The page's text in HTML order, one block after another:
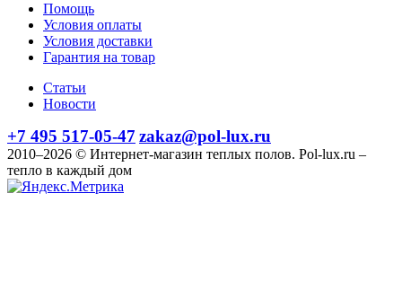
Помощь
Условия оплаты
Условия доставки
Гарантия на товар
Статьи
Новости
+7 495 517-05-47 zakaz@pol-lux.ru
2010–2026 © Интернет-магазин теплых полов. Pol-lux.ru –
тепло в каждый дом